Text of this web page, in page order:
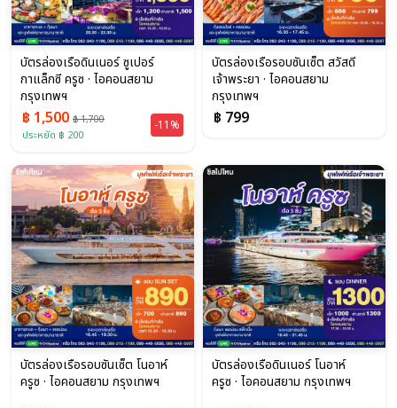
บัตรล่องเรือดินเนอร์ ซูเปอร์
กาแล็กซี ครูซ · ไอคอนสยาม
กรุงเทพฯ
฿ 1,500 ฿ 1,700
ประหยัด ฿ 200
-11%
บัตรล่องเรือรอบซันเซ็ต สวัสดี
เจ้าพระยา · ไอคอนสยาม
กรุงเทพฯ
฿ 799
บัตรล่องเรือรอบซันเซ็ต โนอาห์
ครูซ · ไอคอนสยาม กรุงเทพฯ
บัตรล่องเรือดินเนอร์ โนอาห์
ครูซ · ไอคอนสยาม กรุงเทพฯ